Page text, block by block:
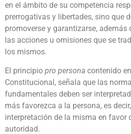
en el ámbito de su competencia
prerrogativas y libertades, sino que
promoverse y garantizarse, además
las acciones u omisiones que se
los mismos.
El principio pro persona contenido
Constitucional, señala que las
fundamentales deben ser
más favorezca a la persona, es
interpretación de la misma en favor
autoridad.